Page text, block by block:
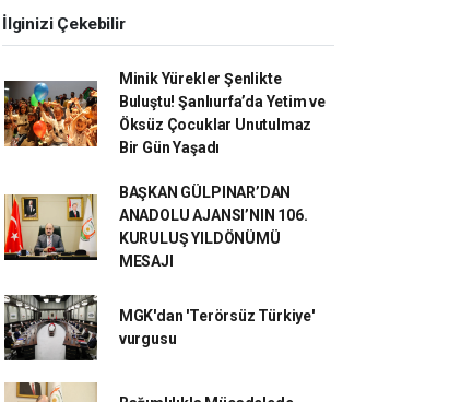
İlginizi Çekebilir
Minik Yürekler Şenlikte
Buluştu! Şanlıurfa’da Yetim ve
Öksüz Çocuklar Unutulmaz
Bir Gün Yaşadı
BAŞKAN GÜLPINAR’DAN
ANADOLU AJANSI’NIN 106.
KURULUŞ YILDÖNÜMÜ
MESAJI
MGK'dan 'Terörsüz Türkiye'
vurgusu